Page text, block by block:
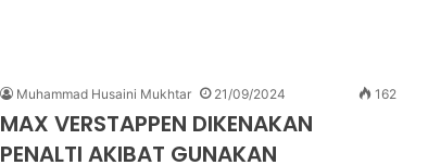
Muhammad Husaini Mukhtar 21/09/2024 162
MAX VERSTAPPEN DIKENAKAN
PENALTI AKIBAT GUNAKAN